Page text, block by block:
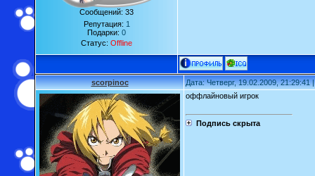
Сообщений: 33
Репутация: 1
Подарки: 0
Статус: Offline
scorpinoc Дата: Четверг, 19.02.2009,
оффлайновый игрок
Подпись скрыта